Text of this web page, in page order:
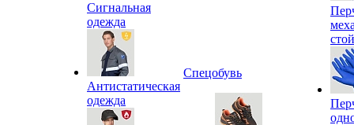
Сигнальная
одежда
Антистатическая
одежда
Спецобувь